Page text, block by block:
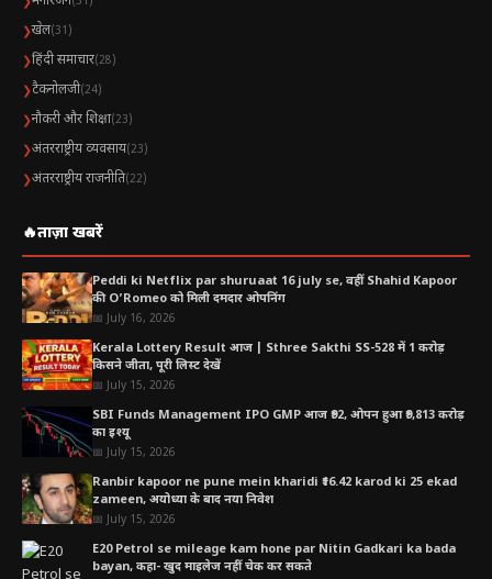
ब्रेन ट्यूमर
दिमाग में कोशिकाओं की असामान्य वृद्धि
सिरदर्द, झटके, कमजोरी जैसे लक्षण
इलाज मेडिकल जांच और विशेषज्ञ डॉक्टर से ही संभव है
Table of Contents
Ginger and garlic benefits ब्रेन हेल्थ और मिर्गी से जुड़ी
पारंपरिक जानकारी
इस्तेमाल करने का पारंपरिक तरीका
सामग्री
विधि
महत्वपूर्ण सावधानी
ब्रेन (दिमाग) के बारे में संक्षिप्त जानकारी
मिर्गी (Epilepsy)
ब्रेन ट्यूमर
❯खेल(31)
❯हिंदी समाचार(28)
❯टैकनोलजी(24)
❯नौकरी और शिक्षा(23)
❯अंतरराष्ट्रीय व्यवसाय(23)
❯अंतरराष्ट्रीय राजनीति(22)
🔥ताज़ा खबरें
Peddi ki Netflix par shuruaat 16 july se, वहीं Shahid Kapoor
की O’Romeo को मिली दमदार ओपनिंग
📅 July 16, 2026
Kerala Lottery Result आज | Sthree Sakthi SS-528 में 1 करोड़
किसने जीता, पूरी लिस्ट देखें
📅 July 15, 2026
SBI Funds Management IPO GMP आज ₹92, ओपन हुआ ₹9,813 करोड़
का इश्यू
📅 July 15, 2026
Ranbir kapoor ne pune mein kharidi ₹16.42 karod ki 25 ekad
zameen, अयोध्या के बाद नया निवेश
📅 July 15, 2026
E20 Petrol se mileage kam hone par Nitin Gadkari ka bada
bayan, कहा- खुद माइलेज नहीं चेक कर सकते